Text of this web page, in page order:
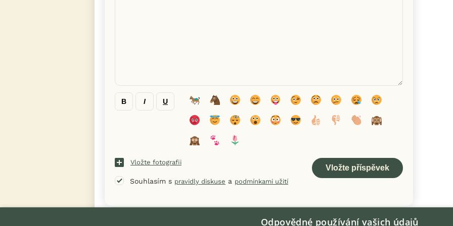
B I U
Vložte fotografii
Souhlasím s pravidly diskuse a podmínkami užití
Odpovědné používání vašich údajů